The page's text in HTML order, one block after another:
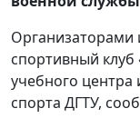
Организаторами
спортивный
учебного центра
спорта ДГТУ,